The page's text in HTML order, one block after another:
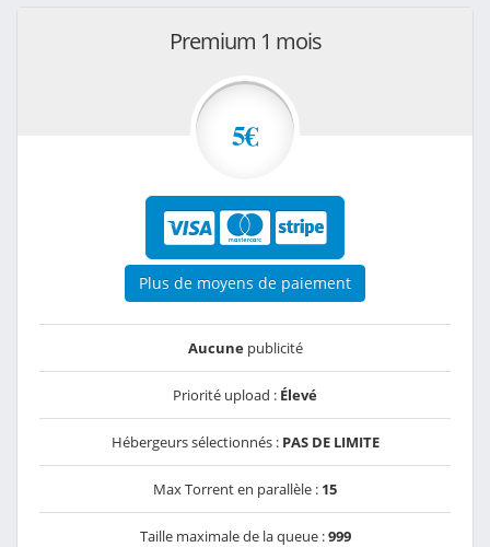
Premium 1 mois
5€
Plus de moyens de paiement
Aucunepublicité
Priorité upload : Élevé
Hébergeurs sélectionnés : PAS DE LIMITE
Max Torrent en parallèle : 15
Taille maximale de la queue :999